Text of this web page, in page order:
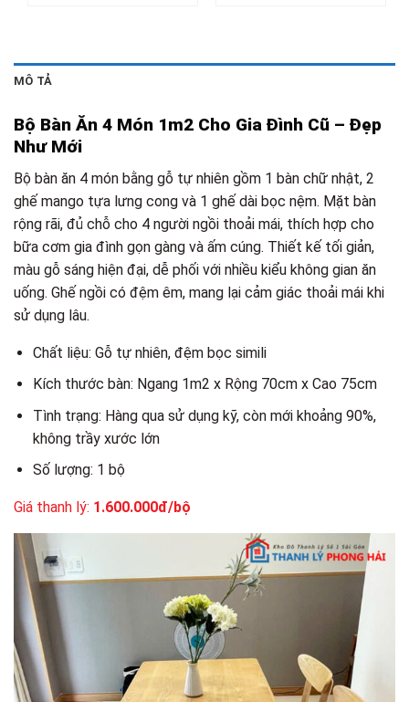
MÔ TẢ
Bộ Bàn Ăn 4 Món 1m2 Cho Gia Đình Cũ – Đẹp
Như Mới
Bộ bàn ăn 4 món bằng gỗ tự nhiên gồm 1 bàn chữ nhật, 2
ghế mango tựa lưng cong và 1 ghế dài bọc nệm. Mặt bàn
rộng rãi, đủ chỗ cho 4 người ngồi thoải mái, thích hợp cho
bữa cơm gia đình gọn gàng và ấm cúng. Thiết kế tối giản,
màu gỗ sáng hiện đại, dễ phối với nhiều kiểu không gian ăn
uống. Ghế ngồi có đệm êm, mang lại cảm giác thoải mái khi
sử dụng lâu.
Chất liệu: Gỗ tự nhiên, đệm bọc simili
Kích thước bàn: Ngang 1m2 x Rộng 70cm x Cao 75cm
Tình trạng: Hàng qua sử dụng kỹ, còn mới khoảng 90%,
không trầy xước lớn
Số lượng: 1 bộ
Giá thanh lý: 1.600.000đ/bộ